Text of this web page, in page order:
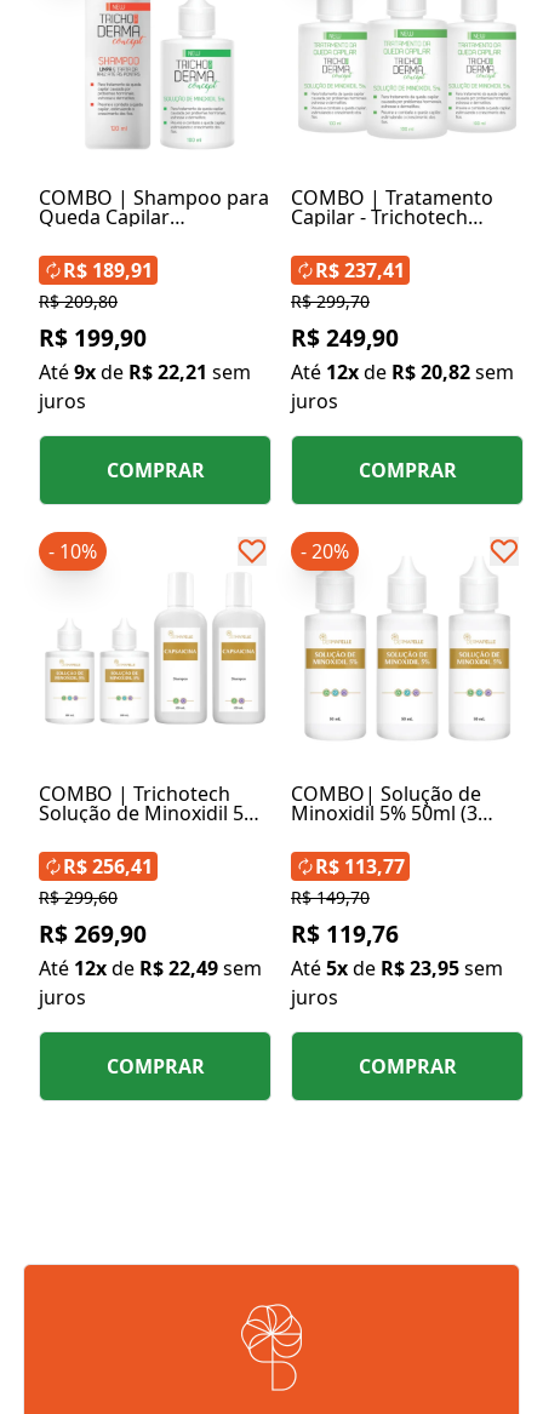
COMBO | Shampoo para
Queda Capilar
Minoxidil 5% TrichoTech
R$ 209,80
R$ 199,90
Até9xde R$ 22,21 sem
juros
R$ 189,91
COMPRAR
COMBO | Tratamento
Capilar - Trichotech
100ml (3 Unidades)
R$ 299,70
R$ 249,90
Até 12xde R$ 20,82sem
juros
R$ 237,41
COMPRAR
COMBO | Trichotech
Solução de Minoxidil 5%
Queda Capsaicina (2un)
- 10%
R$ 299,60
R$ 269,90
Até 12xde R$ 22,49sem
juros
R$ 256,41
COMPRAR
COMBO| Solução de
Minoxidil 5% 50ml (3
- 20%
R$ 149,70
R$ 119,76
Até5xde R$ 23,95sem
juros
R$ 113,77
COMPRAR